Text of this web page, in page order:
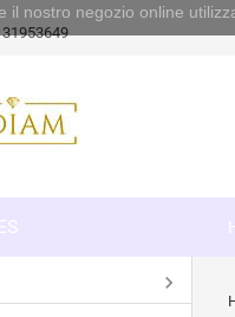
il nostro negozio online